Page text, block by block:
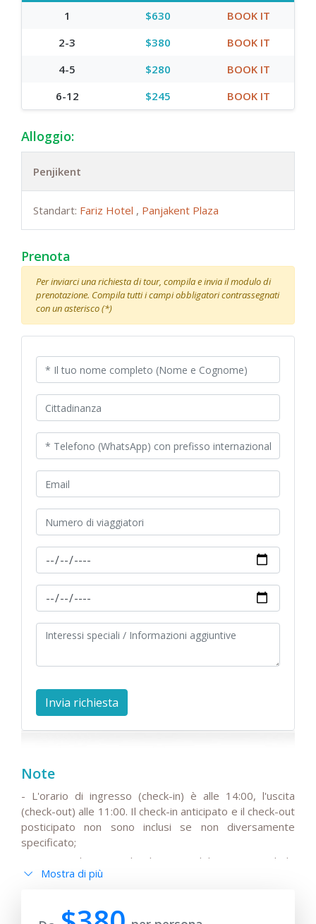
1 $630
BOOK IT
2-3
$380
BOOK IT
4-5
$280
BOOK IT
6-12
$245 BOOK IT
Alloggio:
Penjikent
Standart: Fariz Hotel , Panjakent Plaza
Prenota
Per inviarci una richiesta di tour, compila e invia il modulo di
prenotazione. Compila tutti i campi obbligatori contrassegnati
con un asterisco (*)
Note
- L'orario di ingresso (check-in) è alle 14:00, l'uscita
(check-out) alle 11:00. Il check-in anticipato e il check-out
posticipato non sono inclusi se non diversamente
specificato;
- Si prega di notare che il prezzo del tour non include
l'IVA stagionale del 15%, che potrebbe essere aggiunta
- Si prega di notare che gli autisti non parlano inglese o
Mostra di più